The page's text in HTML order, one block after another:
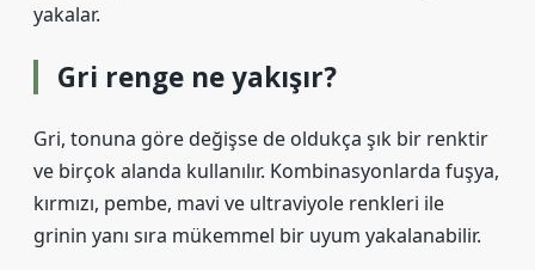
yakalar.
Gri renge ne yakışır?
Gri, tonuna göre değişse de oldukça şık bir renktir
ve birçok alanda kullanılır. Kombinasyonlarda fuşya,
kırmızı, pembe, mavi ve ultraviyole renkleri ile
grinin yanı sıra mükemmel bir uyum yakalanabilir.